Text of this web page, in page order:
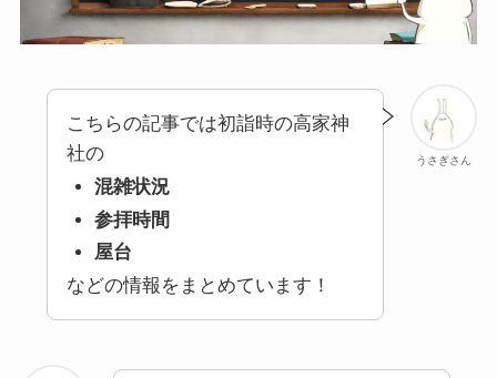
うさぎさん
こちらの記事では初詣時の高家神
社の
混雑状況
参拝時間
屋台
などの情報をまとめています！